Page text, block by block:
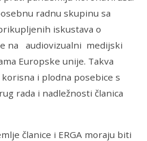
radnu skupinu sa
iskustava o
na audiovizualni medijski
Europske unije. Takva
i plodna posebice s
rada i nadležnosti članica
članice i ERGA moraju biti